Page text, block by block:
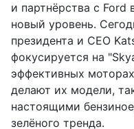
и партнёрства с
новый уровень.
президента и CEO
фокусируется на
эффективных
делают их модели,
настоящими
зелёного тренда.